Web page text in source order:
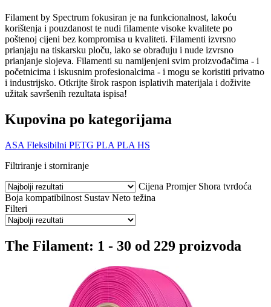
Filament by Spectrum fokusiran je na funkcionalnost, lakoću
korištenja i pouzdanost te nudi filamente visoke kvalitete po
poštenoj cijeni bez kompromisa u kvaliteti. Filamenti izvrsno
prianjaju na tiskarsku ploču, lako se obrađuju i nude izvrsno
prianjanje slojeva. Filamenti su namijenjeni svim proizvođačima - i
početnicima i iskusnim profesionalcima - i mogu se koristiti privatno
i industrijsko. Otkrijte širok raspon isplativih materijala i doživite
užitak savršenih rezultata ispisa!
Kupovina po kategorijama
ASA Fleksibilni PETG PLA PLA HS
Filtriranje i storniranje
Cijena Promjer Shora tvrdoća
Boja kompatibilnost Sustav Neto težina
Filteri
The Filament: 1 - 30 od 229 proizvoda